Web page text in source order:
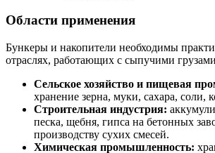
Области применения
Бункеры и накопители необходимы
отраслях, работающих с сыпучими
Сельское хозяйство и пищевая
хранение зерна, муки, сахара, соли,
Строительная индустрия:
песка, щебня, гипса на бетонных
производству сухих смесей.
Химическая промышленность: